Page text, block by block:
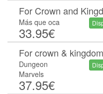
For Crown and
Más que oca
33.95€
For crown & kingdom
Dungeon
Marvels
37.95€